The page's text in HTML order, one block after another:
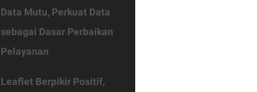
Data Mutu, Perkuat Data
sebagai Dasar Perbaikan
Pelayanan
Leaflet Berpikir Positif,